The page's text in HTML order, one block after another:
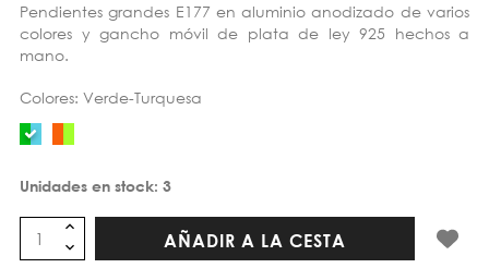
Pendientes grandes E177 en aluminio anodizado de varios
colores y gancho móvil de plata de ley 925 hechos a
mano.
Colores: Verde-Turquesa
Unidades en stock: 3
AÑADIR A LA CESTA